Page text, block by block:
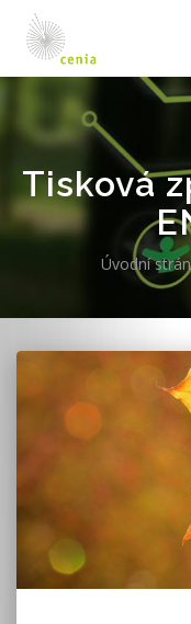
Tisková
Úvodní